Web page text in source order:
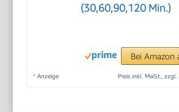
(30,60,90,120 Min.)
Bei Amazon
* Anzeige Preis inkl. MwSt., zzgl.